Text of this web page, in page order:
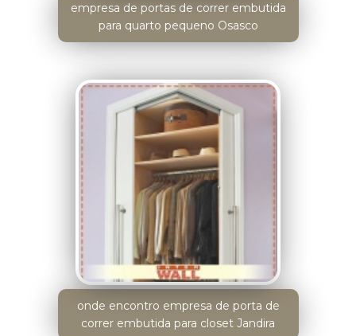
empresa de portas de correr embutida
para quarto pequeno Osasco
onde encontro empresa de porta de
correr embutida para closet Jandira